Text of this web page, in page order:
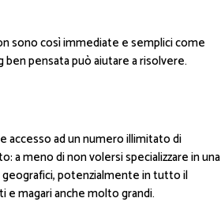
sono così immediate e semplici come
pensata può aiutare a risolvere.
accesso ad un numero illimitato di
a meno di non volersi specializzare in una
geografici, potenzialmente in tutto il
magari anche molto grandi.